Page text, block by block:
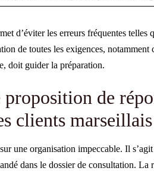
d’éviter les erreurs fréquentes
de toutes les exigences,
doit guider la préparation.
de
clients
une organisation impeccable. Il
dans le dossier de consultation. La